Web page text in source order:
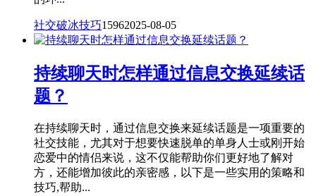
社交破冰技巧15962025-08-05
持续聊天时怎样通过信息交换延续话
题？
在持续聊天时，通过信息交换来延续话题是一项重要的
社交技能，尤其对于想要快速脱单的单身人士或刚开始
恋爱中的情侣来说，这不仅能帮助你们更好地了解对
方，还能增加彼此的亲密感，以下是一些实用的策略和
技巧,帮助...